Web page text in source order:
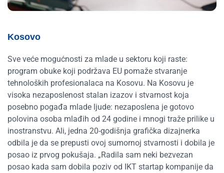
Kosovo
Sve veće mogućnosti za mlade u sektoru koji raste:
program obuke koji podržava EU pomaže stvaranje
tehnoloških profesionalaca na Kosovu. Na Kosovu je
visoka nezaposlenost stalan izazov i stvarnost koja
posebno pogađa mlade ljude: nezaposlena je gotovo
polovina osoba mlađih od 24 godine i mnogi traže prilike u
inostranstvu. Ali, jedna 20-godišnja grafička dizajnerka
odbila je da se prepusti ovoj sumornoj stvarnosti i dobila je
posao iz prvog pokušaja. „Radila sam neki bezvezan
posao kada sam dobila poziv od IKT startap kompanije da